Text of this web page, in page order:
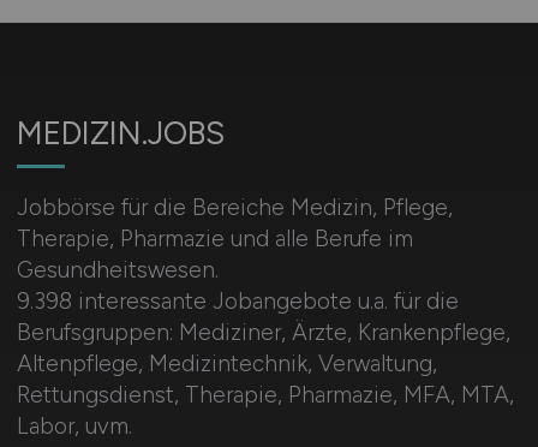
MEDIZIN.JOBS
Jobbörse für die Bereiche Medizin, Pflege,
Therapie, Pharmazie und alle Berufe im
Gesundheitswesen.
9.398 interessante Jobangebote u.a. für die
Berufsgruppen: Mediziner, Ärzte, Krankenpflege,
Altenpflege, Medizintechnik, Verwaltung,
Rettungsdienst, Therapie, Pharmazie, MFA, MTA,
Labor, uvm.